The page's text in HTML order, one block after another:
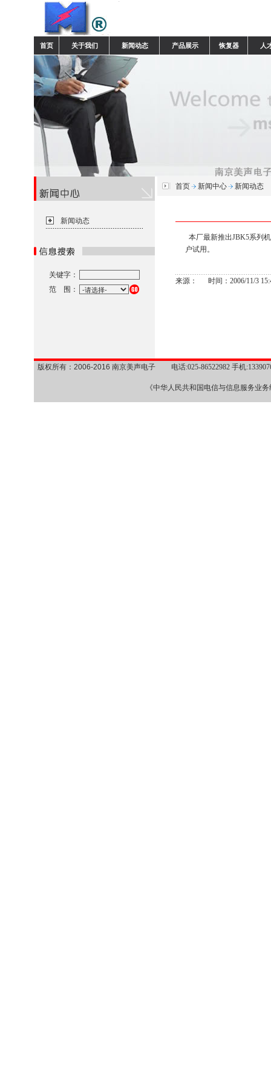
首页 关于我们 新闻动态 产品展示 恢复器 人
新闻动态
关键字：
范 围：
首页 新闻中心 新闻动态
本厂最新推出JBK5系列
户试用。
来源： 时间：2006/11/3
版权所有：2006-2016 南京美声电子 电话:025-86522982 手机
《中华人民共和国电信与信息服务业